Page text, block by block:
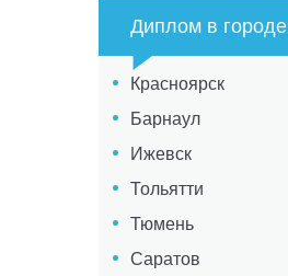
Диплом в городе
Красноярск
Барнаул
Ижевск
Тольятти
Тюмень
Саратов